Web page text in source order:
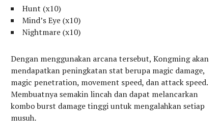
Hunt (x10)
Mind’s Eye (x10)
Nightmare (x10)
Dengan menggunakan arcana tersebut, Kongming akan
mendapatkan peningkatan stat berupa magic damage,
magic penetration, movement speed, dan attack speed.
Membuatnya semakin lincah dan dapat melancarkan
kombo burst damage tinggi untuk mengalahkan setiap
musuh.